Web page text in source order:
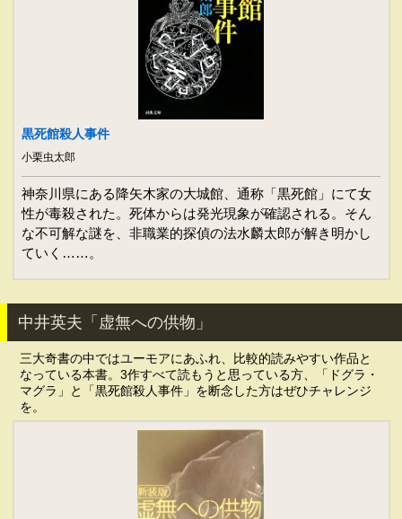
黒死館殺人事件
小栗虫太郎
神奈川県にある降矢木家の大城館、通称「黒死館」にて女
性が毒殺された。死体からは発光現象が確認される。そん
な不可解な謎を、非職業的探偵の法水麟太郎が解き明かし
ていく……。
中井英夫「虚無への供物」
三大奇書の中ではユーモアにあふれ、比較的読みやすい作品と
なっている本書。3作すべて読もうと思っている方、「ドグラ・
マグラ」と「黒死館殺人事件」を断念した方はぜひチャレンジ
を。